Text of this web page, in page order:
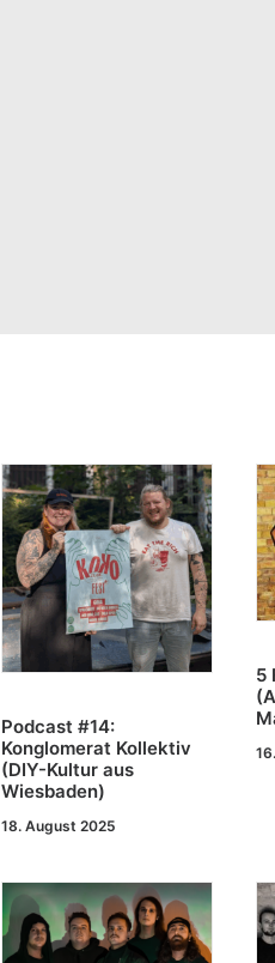
Podcast #14:
Konglomerat Kollektiv
(DIY-Kultur aus
Wiesbaden)
18. August 2025
5